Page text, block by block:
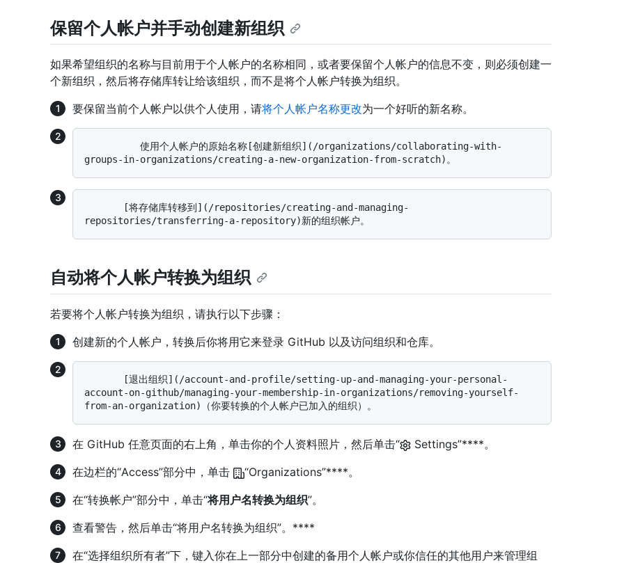
保留个人帐户并手动创建新组织
如果希望组织的名称与目前用于个人帐户的名称相同，或者要保留个人帐户的信息不变，则必须创建一
个新组织，然后将存储库转让给该组织，而不是将个人帐户转换为组织。
要保留当前个人帐户以供个人使用，请将个人帐户名称更改为一个好听的新名称。
自动将个人帐户转换为组织
若要将个人帐户转换为组织，请执行以下步骤：
创建新的个人帐户，转换后你将用它来登录 GitHub 以及访问组织和仓库。
account-on-github/managing-your-membership-in-organizations/removing-yourself-
在 GitHub 任意页面的右上角，单击你的个人资料照片，然后单击“
Settings”****。
在边栏的“Access”部分中，单击
“Organizations”****。
在“转换帐户”部分中，单击“将用户名转换为组织”。
查看警告，然后单击“将用户名转换为组织”。****
在“选择组织所有者”下，键入你在上一部分中创建的备用个人帐户或你信任的其他用户来管理组